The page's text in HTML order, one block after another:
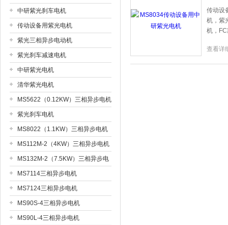
电机现货
中研紫光刹车电机
传动设备用紫光电机
紫光三相异步电动机
紫光刹车减速电机
中研紫光电机
清华紫光电机
MS5622（0.12KW）三相异步电机
紫光刹车电机
MS8022（1.1KW）三相异步电机
MS112M-2（4KW）三相异步电机
MS132M-2（7.5KW）三相异步电
机
MS7114三相异步电机
MS7124三相异步电机
MS90S-4三相异步电机
MS90L-4三相异步电机
传动设
机，紫
机，
查看详